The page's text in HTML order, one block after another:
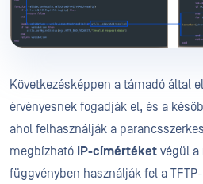
Következésképpen a támadó által
érvényesnek fogadják el, és a
ahol felhasználják a
megbízható
IP-címértéket végül a
függvényben használják fel a